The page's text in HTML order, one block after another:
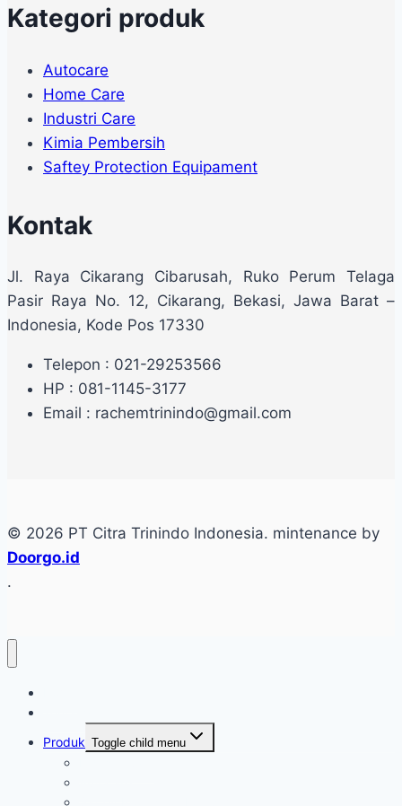
Kategori produk
Autocare
Home Care
Industri Care
Kimia Pembersih
Saftey Protection Equipament
Kontak
Jl. Raya Cikarang Cibarusah, Ruko Perum Telaga
Pasir Raya No. 12, Cikarang, Bekasi, Jawa Barat –
Indonesia, Kode Pos 17330
Telepon : 021-29253566
HP : 081-1145-3177
Email : rachemtrinindo@gmail.com
© 2026 PT Citra Trinindo Indonesia. mintenance by
Doorgo.id
.
Produk Toggle child menu